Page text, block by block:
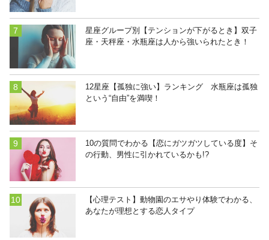
星座グループ別【テンションが下がるとき】双子
座・天秤座・水瓶座は人から強いられたとき！
12星座【孤独に強い】ランキング 水瓶座は孤独
という“自由”を満喫！
10の質問でわかる【恋にガツガツしている度】そ
の行動、男性に引かれているかも!?
【心理テスト】動物園のエサやり体験でわかる、
あなたが理想とする恋人タイプ